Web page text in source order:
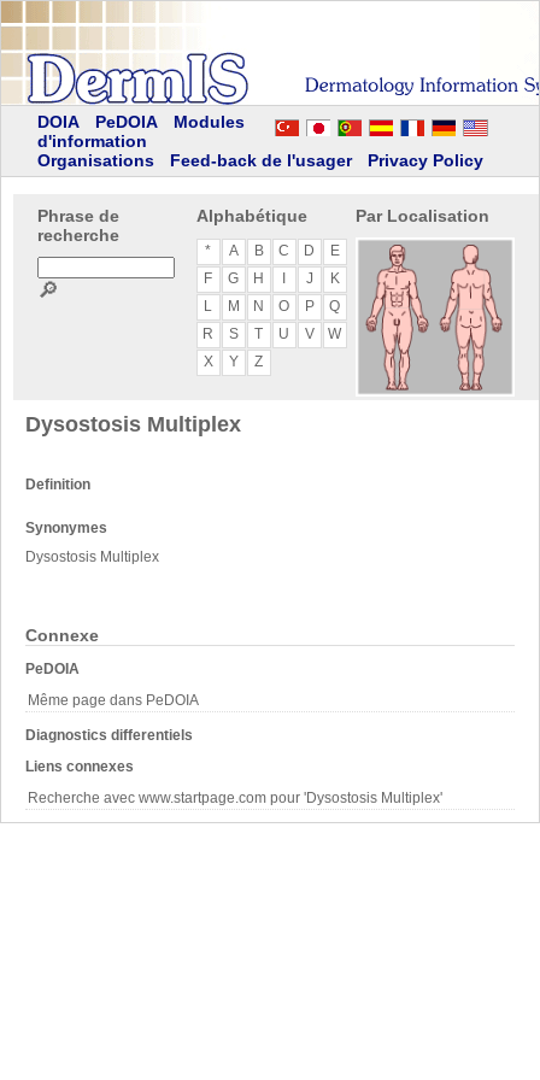
DOIA PeDOIA
Modules
d'information
Organisations
Feed-back de l'usager Privacy Policy
Phrase de
recherche
🔎
Alphabétique
* A B C D
E
F
G H J
K
L
M N O P
Q
R
S T U V
W
X
Y Z
Par Localisation
Connexe
PeDOIA
Même page dans PeDOIA
Diagnostics differentiels
Liens connexes
Recherche avec www.startpage.com pour 'Dysostosis Multiplex'
Dysostosis Multiplex
Definition
Synonymes
Dysostosis Multiplex